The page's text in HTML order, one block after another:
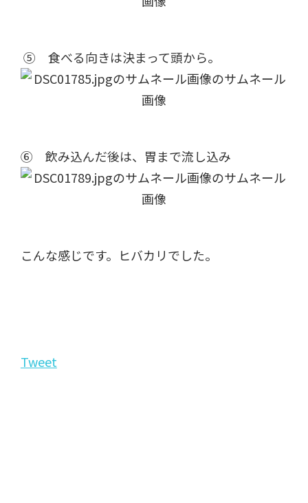
⑤ 食べる向きは決まって頭から。
⑥ 飲み込んだ後は、胃まで流し込み
こんな感じです。ヒバカリでした。
Tweet